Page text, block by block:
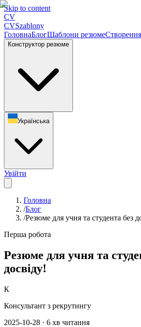
Skip to content
CV
CVSzablony
ГоловнаБлогШаблони резюме
Конструктор резюме
Українська
Увійти
Головна
/Блог
/Резюме для учня та студента без
Перша робота
Резюме для учня та
досвіду!
К
Консультант з рекрутингу
2025-10-28 · 6 хв читання